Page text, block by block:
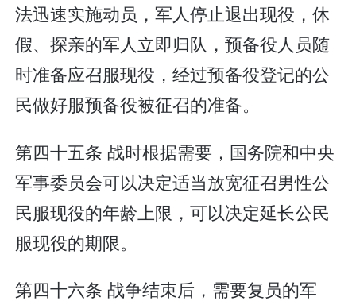
法迅速实施动员，军人停止退出现役，休
假、探亲的军人立即归队，预备役人员随
时准备应召服现役，经过预备役登记的公
民做好服预备役被征召的准备。
第四十五条 战时根据需要，国务院和中央
军事委员会可以决定适当放宽征召男性公
民服现役的年龄上限，可以决定延长公民
服现役的期限。
第四十六条 战争结束后，需要复员的军